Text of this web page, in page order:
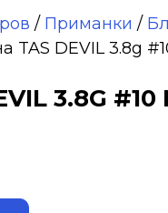
/ Приманки /
TAS DEVIL 3.8g
3.8G #10